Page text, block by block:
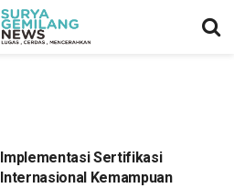
Implementasi Sertifikasi
Internasional Kemampuan